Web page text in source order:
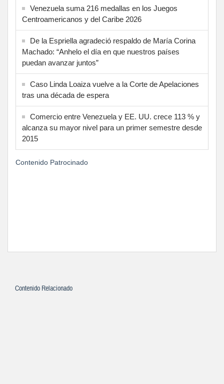
Venezuela suma 216 medallas en los Juegos
Centroamericanos y del Caribe 2026
De la Espriella agradeció respaldo de María Corina
Machado: “Anhelo el día en que nuestros países
puedan avanzar juntos”
Caso Linda Loaiza vuelve a la Corte de Apelaciones
tras una década de espera
Comercio entre Venezuela y EE. UU. crece 113 % y
alcanza su mayor nivel para un primer semestre desde
2015
Contenido Patrocinado
Contenido Relacionado